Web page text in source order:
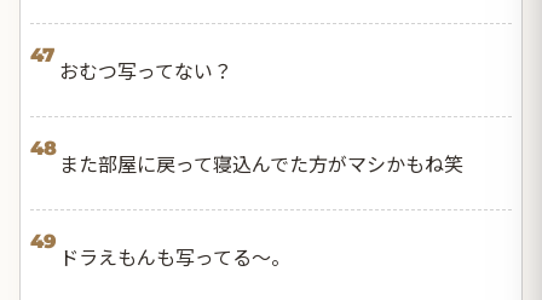
47
おむつ写ってない？
48
また部屋に戻って寝込んでた方がマシかもね笑
49
ドラえもんも写ってる〜。